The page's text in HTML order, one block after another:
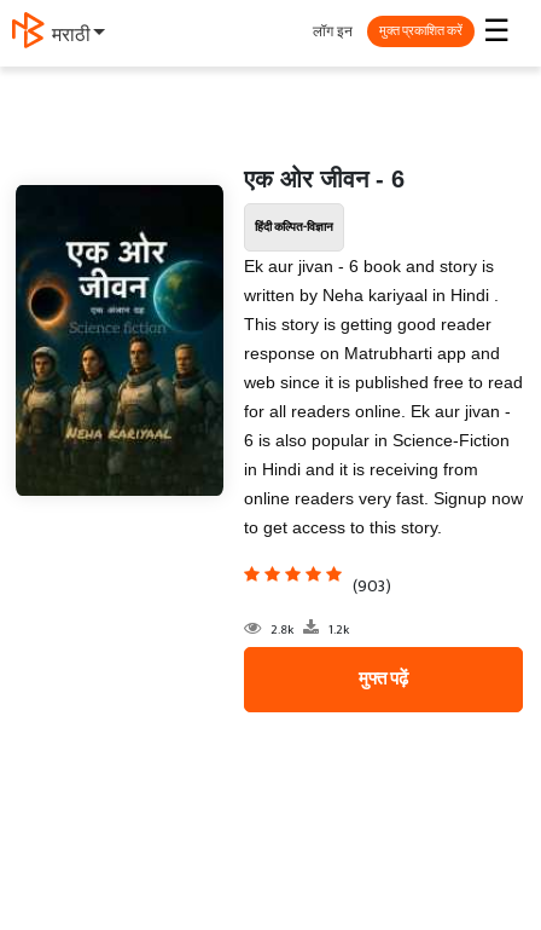
मराठी ☰
लॉग इन मुक्त प्रकाशित करें
एक ओर जीवन - 6
हिंदी कल्पित-विज्ञान
Ek aur jivan - 6 book and story is
written by Neha kariyaal in Hindi .
This story is getting good reader
response on Matrubharti app and
web since it is published free to read
for all readers online. Ek aur jivan -
6 is also popular in Science-Fiction
in Hindi and it is receiving from
online readers very fast. Signup now
to get access to this story.
(903)
2.8k 1.2k
मुफ्त पढ़ें